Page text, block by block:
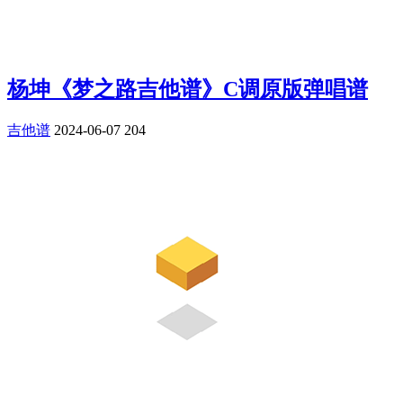
杨坤《梦之路吉他谱》C调原版弹唱谱
吉他谱 2024-06-07 204